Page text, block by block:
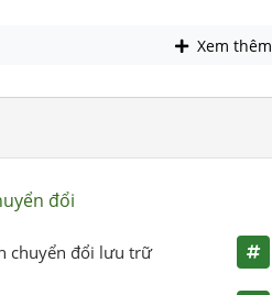
Xem thêm
đổi
chuyển đổi lưu trữ